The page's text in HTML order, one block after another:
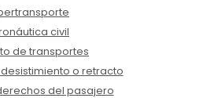
civil
de transportes
o retracto
del pasajero